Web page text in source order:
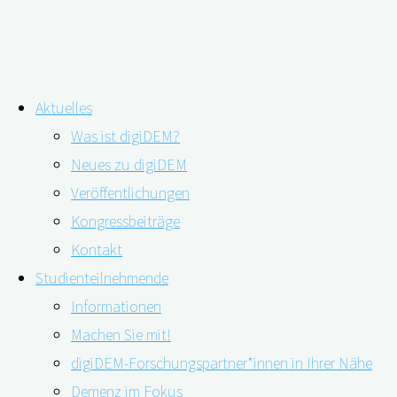
Inhalt
springen
Aktuelles
Was ist digiDEM?
Neues zu digiDEM
Veröffentlichungen
Kongressbeiträge
Kontakt
Studienteilnehmende
Informationen
Machen Sie mit!
digiDEM-Forschungspartner*innen in Ihrer Nähe
Demenz im Fokus
Umzug ins Pflegeheim – aber wann?